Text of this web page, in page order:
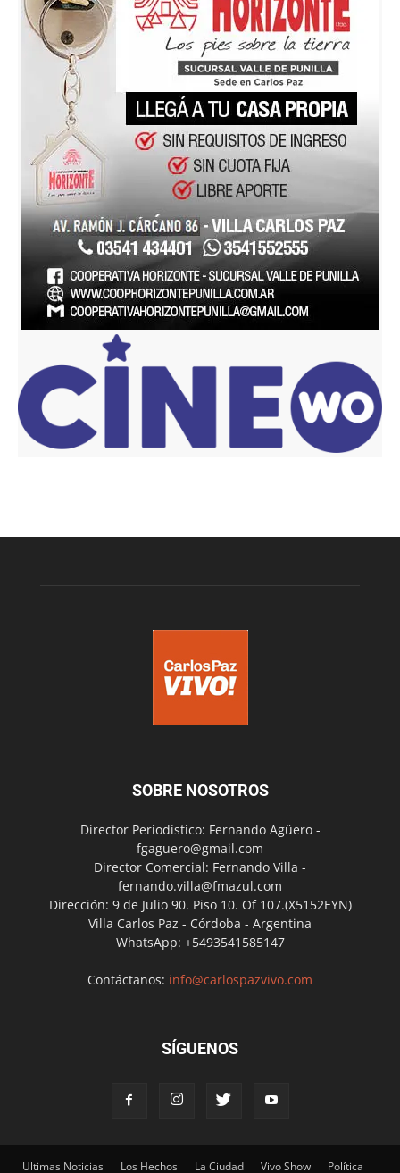
SOBRE NOSOTROS
Director Periodístico: Fernando Agüero -
fgaguero@gmail.com
Director Comercial: Fernando Villa -
fernando.villa@fmazul.com
Dirección: 9 de Julio 90. Piso 10. Of 107.(X5152EYN)
Villa Carlos Paz - Córdoba - Argentina
WhatsApp: +5493541585147
Contáctanos: info@carlospazvivo.com
SÍGUENOS
Ultimas Noticias Los Hechos La Ciudad Vivo Show Política